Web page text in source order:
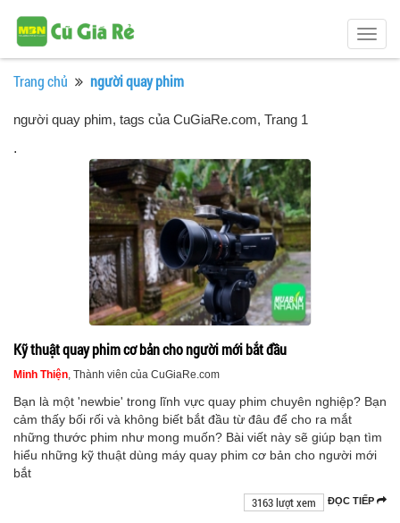
Trang chủ người quay phim
người quay phim, tags của CuGiaRe.com, Trang 1
.
Kỹ thuật quay phim cơ bản cho người mới bắt đầu
Minh Thiện, Thành viên của CuGiaRe.com
Bạn là một 'newbie' trong lĩnh vực quay phim chuyên nghiệp? Bạn
cảm thấy bối rối và không biết bắt đầu từ đâu để cho ra mắt
những thước phim như mong muốn? Bài viết này sẽ giúp bạn tìm
hiểu những kỹ thuật dùng máy quay phim cơ bản cho người mới
bắt
ĐỌC TIẾP
3163 lượt xem